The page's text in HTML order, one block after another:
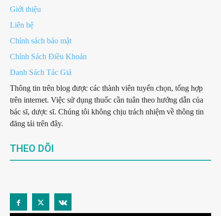
Giới thiệu
Liên hệ
Chính sách bảo mật
Chính Sách Điều Khoản
Danh Sách Tác Giả
Thông tin trên blog được các thành viên tuyển chọn, tổng hợp
trên internet. Việc sử dụng thuốc cần tuân theo hướng dẫn của
bác sĩ, dược sĩ. Chúng tôi không chịu trách nhiệm về thông tin
đăng tải trên đây.
THEO DÕI